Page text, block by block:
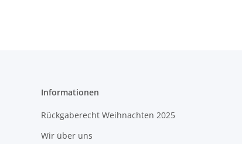
Informationen
Rückgaberecht Weihnachten 2025
Wir über uns